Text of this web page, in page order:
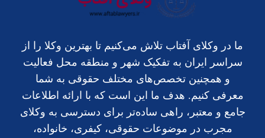
ما در وکلای آفتاب تلاش می‌کنیم تا بهترین وکلا را از
سراسر ایران به تفکیک شهر و منطقه محل فعالیت
و همچنین تخصص‌های مختلف حقوقی به شما
معرفی کنیم. هدف ما این است که با ارائه اطلاعات
جامع و معتبر، راهی ساده‌تر برای دسترسی به وکلای
مجرب در موضوعات حقوقی، کیفری، خانواده،